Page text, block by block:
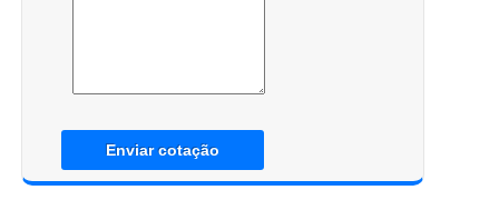
Enviar cotação